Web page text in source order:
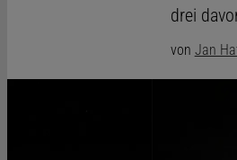
drei
von Jan